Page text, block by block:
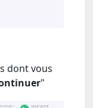
dont vous
"